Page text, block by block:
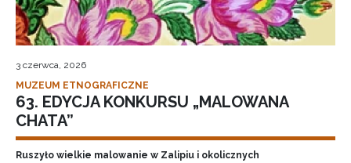
3 czerwca, 2026
MUZEUM ETNOGRAFICZNE
63. EDYCJA KONKURSU „MALOWANA
CHATA”
Ruszyło wielkie malowanie w Zalipiu i okolicznych